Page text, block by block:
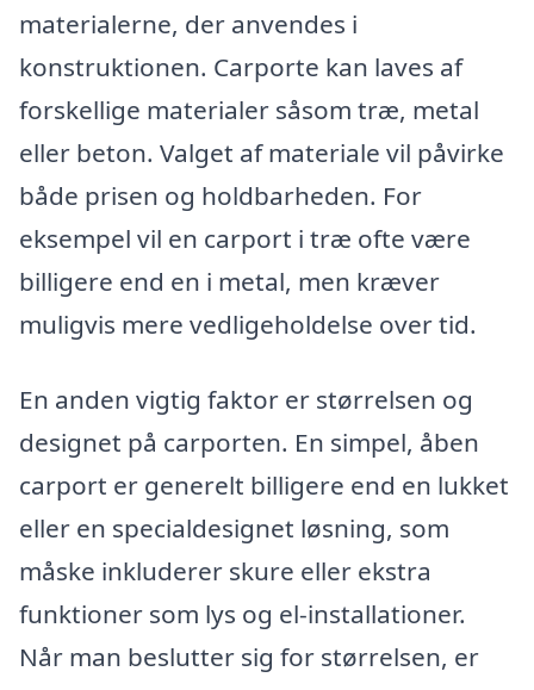
materialerne, der anvendes i
konstruktionen. Carporte kan laves af
forskellige materialer såsom træ, metal
eller beton. Valget af materiale vil påvirke
både prisen og holdbarheden. For
eksempel vil en carport i træ ofte være
billigere end en i metal, men kræver
muligvis mere vedligeholdelse over tid.
En anden vigtig faktor er størrelsen og
designet på carporten. En simpel, åben
carport er generelt billigere end en lukket
eller en specialdesignet løsning, som
måske inkluderer skure eller ekstra
funktioner som lys og el-installationer.
Når man beslutter sig for størrelsen, er